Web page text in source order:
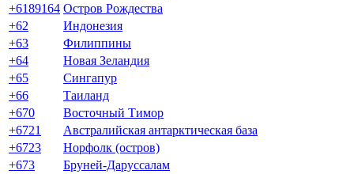
+6189164 Остров Рождества
+62
Индонезия
+63
Филиппины
+64
Новая Зеландия
+65
Сингапур
+66
Таиланд
+670
Восточный Тимор
+6721
Австралийская антарктическая база
+6723
Норфолк (остров)
+673
Бруней-Даруссалам